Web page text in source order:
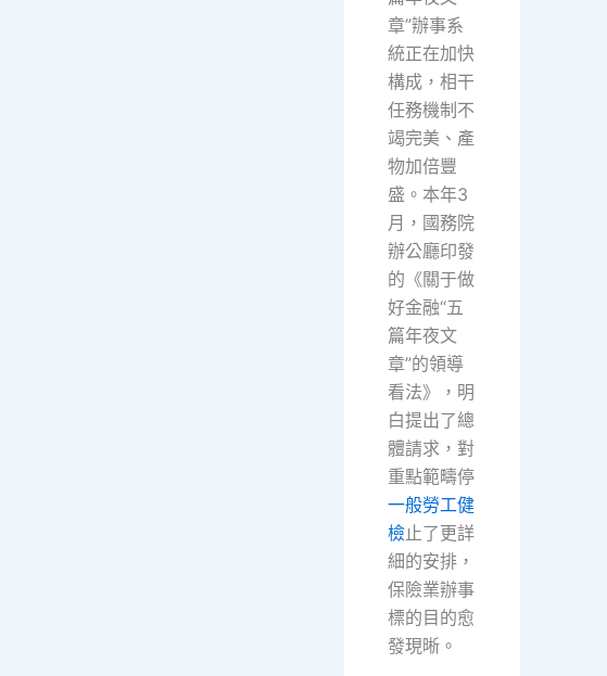
章”辦事系
統正在加快
構成，相干
任務機制不
竭完美、產
物加倍豐
盛。本年3
月，國務院
辦公廳印發
的《關于做
好金融“五
篇年夜文
章”的領導
看法》，明
白提出了總
體請求，對
重點範疇停
一般勞工健
檢止了更詳
細的安排，
保險業辦事
標的目的愈
發現晰。